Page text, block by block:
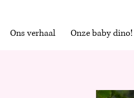
Ons verhaal Onze baby dino!